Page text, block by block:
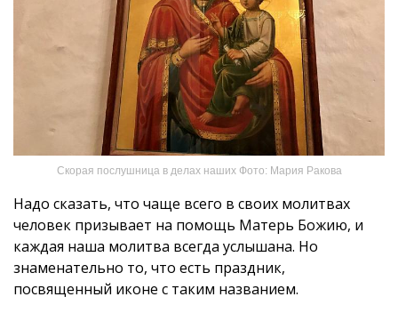
Скорая послушница в делах наших Фото: Мария Ракова
Надо сказать, что чаще всего в своих молитвах
человек призывает на помощь Матерь Божию, и
каждая наша молитва всегда услышана. Но
знаменательно то, что есть праздник,
посвященный иконе с таким названием.